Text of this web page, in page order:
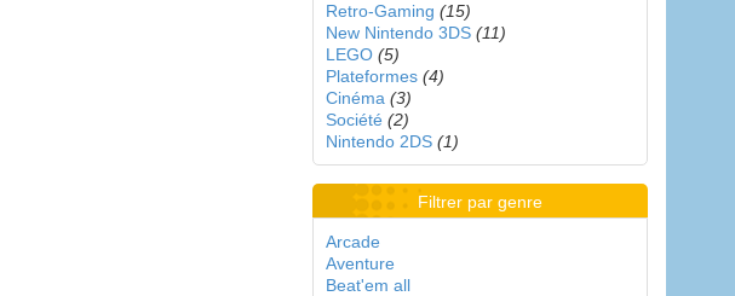
Retro-Gaming (15)
New Nintendo 3DS (11)
LEGO (5)
Plateformes (4)
Cinéma (3)
Société (2)
Nintendo 2DS (1)
Filtrer par genre
Arcade
Aventure
Beat'em all